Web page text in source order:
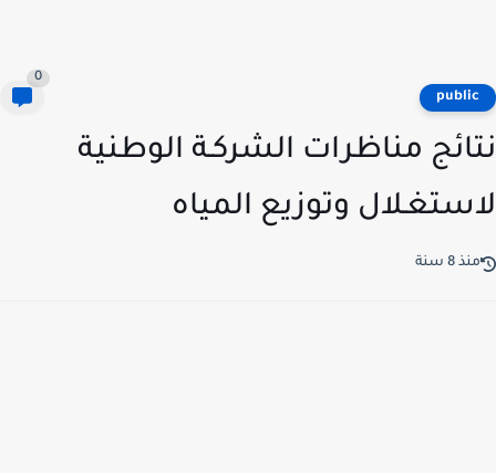
مناظرات الشركـة الوطنية
وتوزيع المياه
8 سنة